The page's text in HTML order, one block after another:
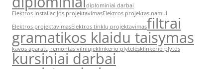
diplominiai darbai
Elektros instaliacijos projektavimasElektros projektas namui
Elektros projektavimasElektros tinklų projektavimasfiltrai
gramatikos klaidu taisymas
kavos aparatų remontas vilniujeklinkerio plytelėsklinkerio plytos
kursiniai darbai